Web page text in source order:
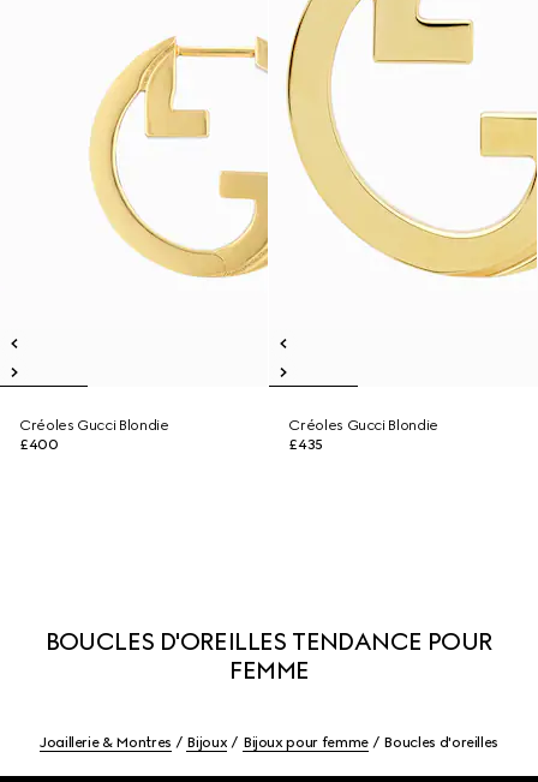
Créoles Gucci Blondie
£400
Créoles Gucci Blondie
£435
BOUCLES D'OREILLES TENDANCE POUR
FEMME
Joaillerie & Montres Bijoux Bijoux pour femme Boucles d'oreilles